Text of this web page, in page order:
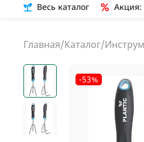
Весь каталог Акция:
Главная/Каталог/
-53%